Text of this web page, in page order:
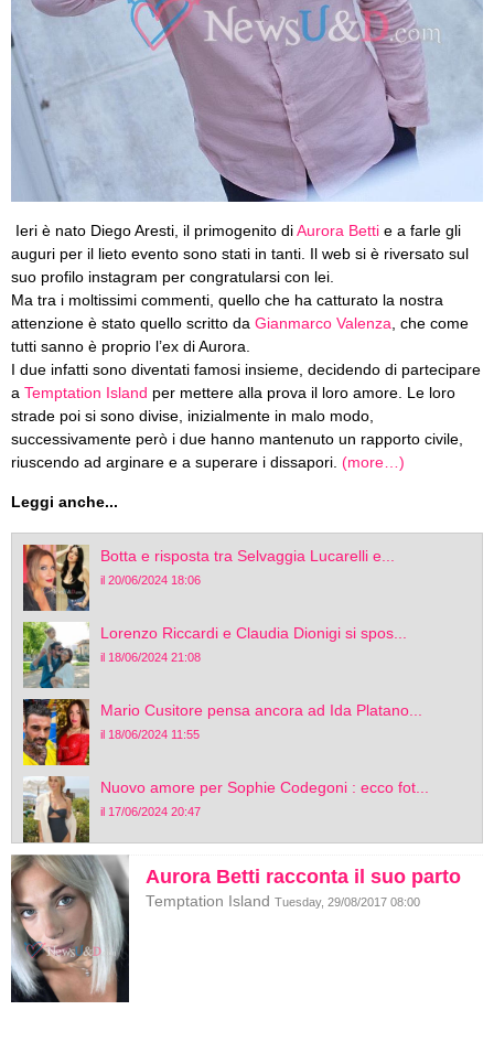
Ieri è nato Diego Aresti, il primogenito diAurora Betti e a farle gli
auguri per il lieto evento sono stati in tanti. Il web si è riversato sul
suo profilo instagram per congratularsi con lei.
Ma tra i moltissimi commenti, quello che ha catturato la nostra
attenzione è stato quello scritto da Gianmarco Valenza, che come
tutti sanno è proprio l’ex di Aurora.
I due infatti sono diventati famosi insieme, decidendo di partecipare
a Temptation Island per mettere alla prova il loro amore. Le loro
strade poi si sono divise, inizialmente in malo modo,
successivamente però i due hanno mantenuto un rapporto civile,
riuscendo ad arginare e a superare i dissapori. (more…)
Leggi anche...
Botta e risposta tra Selvaggia Lucarelli e...
il 20/06/2024 18:06
Lorenzo Riccardi e Claudia Dionigi si spos...
il 18/06/2024 21:08
Mario Cusitore pensa ancora ad Ida Platano...
il 18/06/2024 11:55
Nuovo amore per Sophie Codegoni : ecco fot...
il 17/06/2024 20:47
Aurora Betti racconta il suo parto
Temptation Island Tuesday, 29/08/2017 08:00